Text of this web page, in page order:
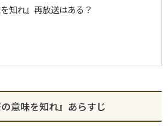
知れ』再放送はある？
の意味を知れ』あらすじ